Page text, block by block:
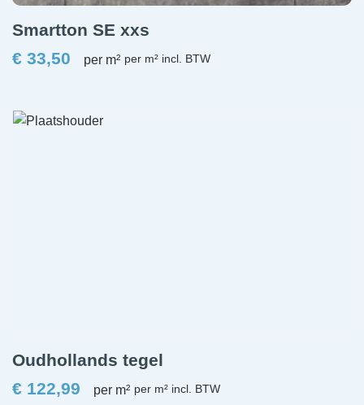
Smartton SE xxs
€ 33,50 per m²
Oudhollands tegel
€ 122,99 per m²